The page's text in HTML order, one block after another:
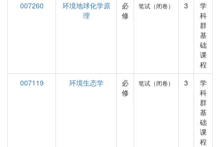
007260
环境地球化学原
理
必
修
笔试（闭卷） 3
学
科
群
基
础
课
程
007119
环境生态学
必
修
笔试（闭卷） 3
学
科
群
基
础
课
程